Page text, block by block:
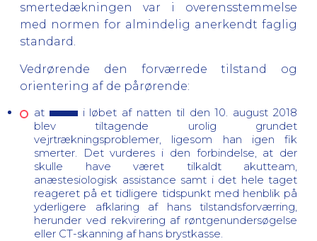
smertedækningen var i overensstemmelse
med normen for almindelig anerkendt faglig
standard.
Vedrørende den forværrede tilstand og
orientering af de pårørende:
at
i løbet af natten til den 10. august 2018
blev tiltagende urolig grundet
vejrtrækningsproblemer, ligesom han igen fik
smerter. Det vurderes i den forbindelse, at der
skulle have været tilkaldt akutteam,
anæstesiologisk assistance samt i det hele taget
reageret på et tidligere tidspunkt med henblik på
yderligere afklaring af hans tilstandsforværring,
herunder ved rekvirering af røntgenundersøgelse
eller CT-skanning af hans brystkasse.